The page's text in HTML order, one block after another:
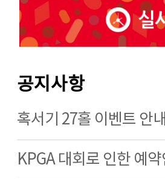
공지사항
혹서기 27홀 이벤트 안내
KPGA 대회로 인한 예약